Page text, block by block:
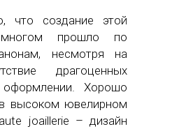
что создание этой
прошло по
несмотря на
драгоценных
Хорошо
высоком ювелирном
joaillerie – дизайн